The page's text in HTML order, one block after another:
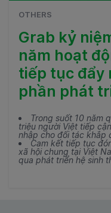
OTHERS
Grab kỷ
năm hoạt
tiếp tục đẩy
phần phát
Trong suốt 10 năm
triệu người Việt tiếp
nhập cho đối tác khắp
Cam kết tiếp tục
xã hội chung tại Việt
qua phát triển hệ sinh